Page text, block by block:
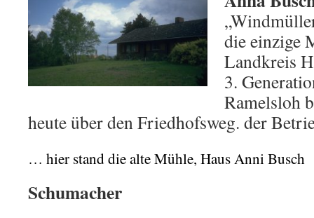
die einzige
Landkreis
3.
Ramelsloh
heute über den Friedhofsweg. der
… hier stand die alte Mühle, Haus Anni Busch
Schumacher